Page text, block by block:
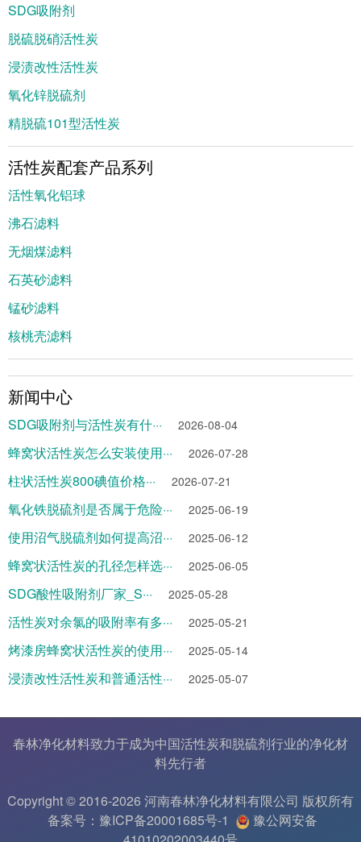
SDG吸附剂
脱硫脱硝活性炭
浸渍改性活性炭
氧化锌脱硫剂
精脱硫101型活性炭
活性炭配套产品系列
活性氧化铝球
沸石滤料
无烟煤滤料
石英砂滤料
锰砂滤料
核桃壳滤料
新闻中心
SDG吸附剂与活性炭有什··· 2026-08-04
蜂窝状活性炭怎么安装使用··· 2026-07-28
柱状活性炭800碘值价格··· 2026-07-21
氧化铁脱硫剂是否属于危险··· 2025-06-19
使用沼气脱硫剂如何提高沼··· 2025-06-12
蜂窝状活性炭的孔径怎样选··· 2025-06-05
SDG酸性吸附剂厂家_S··· 2025-05-28
活性炭对余氯的吸附率有多··· 2025-05-21
烤漆房蜂窝状活性炭的使用··· 2025-05-14
浸渍改性活性炭和普通活性··· 2025-05-07
春林净化材料致力于成为中国活性炭和脱硫剂行业的净化材
料先行者
Copyright © 2016-2026 河南春林净化材料有限公司 版权所有
备案号：豫ICP备20001685号-1
豫公网安备